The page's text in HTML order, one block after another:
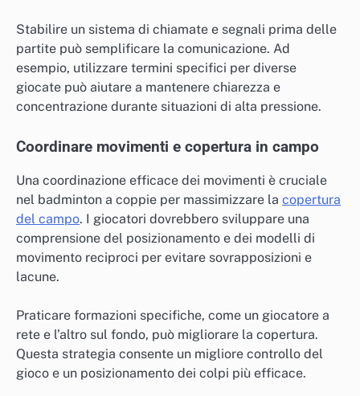
Stabilire un sistema di chiamate e segnali prima delle
partite può semplificare la comunicazione. Ad
esempio, utilizzare termini specifici per diverse
giocate può aiutare a mantenere chiarezza e
concentrazione durante situazioni di alta pressione.
Coordinare movimenti e copertura in campo
Una coordinazione efficace dei movimenti è cruciale
nel badminton a coppie per massimizzare la copertura
del campo. I giocatori dovrebbero sviluppare una
comprensione del posizionamento e dei modelli di
movimento reciproci per evitare sovrapposizioni e
lacune.
Praticare formazioni specifiche, come un giocatore a
rete e l’altro sul fondo, può migliorare la copertura.
Questa strategia consente un migliore controllo del
gioco e un posizionamento dei colpi più efficace.